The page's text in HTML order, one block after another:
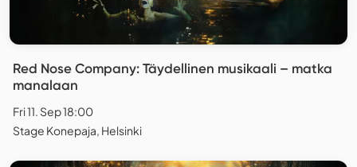
Red Nose Company: Täydellinen musikaali – matka
manalaan
Fri 11. Sep 18:00
Stage Konepaja, Helsinki